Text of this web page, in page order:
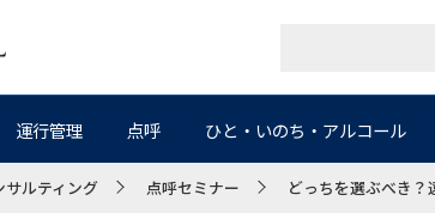
運行管理 点呼 ひと・いのち・アルコール
ルティング 点呼セミナー どっちを選ぶべき？